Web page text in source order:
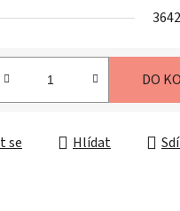
DO
se Hlídat